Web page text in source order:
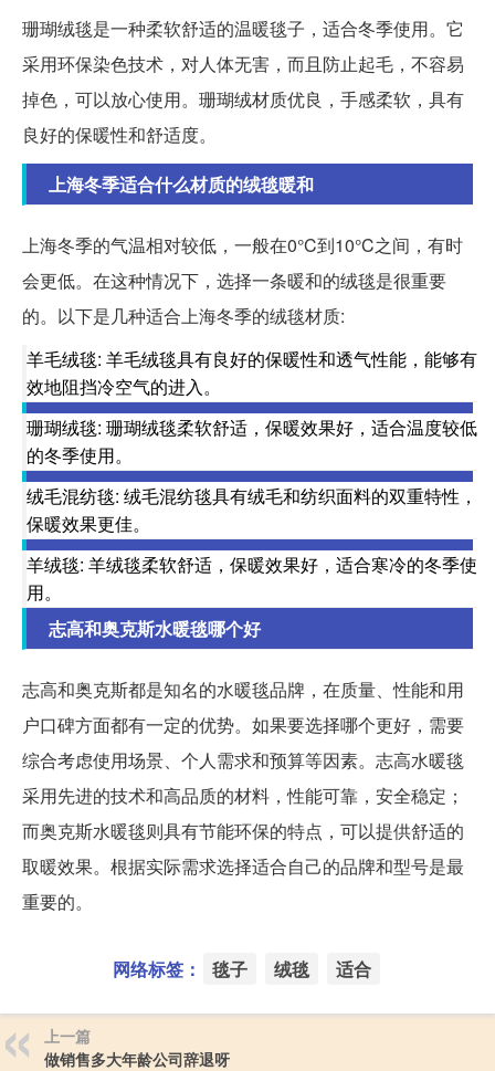
珊瑚绒毯是一种柔软舒适的温暖毯子，适合冬季使用。它
采用环保染色技术，对人体无害，而且防止起毛，不容易
掉色，可以放心使用。珊瑚绒材质优良，手感柔软，具有
良好的保暖性和舒适度。
上海冬季适合什么材质的绒毯暖和
上海冬季的气温相对较低，一般在0°C到10°C之间，有时
会更低。在这种情况下，选择一条暖和的绒毯是很重要
的。以下是几种适合上海冬季的绒毯材质:
羊毛绒毯: 羊毛绒毯具有良好的保暖性和透气性能，能够有
效地阻挡冷空气的进入。
珊瑚绒毯: 珊瑚绒毯柔软舒适，保暖效果好，适合温度较低
的冬季使用。
绒毛混纺毯: 绒毛混纺毯具有绒毛和纺织面料的双重特性，
保暖效果更佳。
羊绒毯: 羊绒毯柔软舒适，保暖效果好，适合寒冷的冬季使
用。
志高和奥克斯水暖毯哪个好
志高和奥克斯都是知名的水暖毯品牌，在质量、性能和用
户口碑方面都有一定的优势。如果要选择哪个更好，需要
综合考虑使用场景、个人需求和预算等因素。志高水暖毯
采用先进的技术和高品质的材料，性能可靠，安全稳定；
而奥克斯水暖毯则具有节能环保的特点，可以提供舒适的
取暖效果。根据实际需求选择适合自己的品牌和型号是最
重要的。
网络标签： 毯子 绒毯 适合
上一篇
做销售多大年龄公司辞退呀